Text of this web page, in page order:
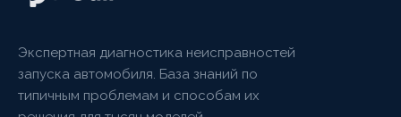
Экспертная диагностика неисправностей
запуска автомобиля. База знаний по
типичным проблемам и способам их